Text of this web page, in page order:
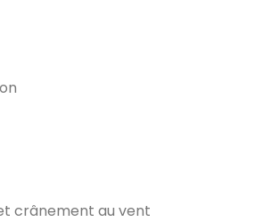
crânement au vent